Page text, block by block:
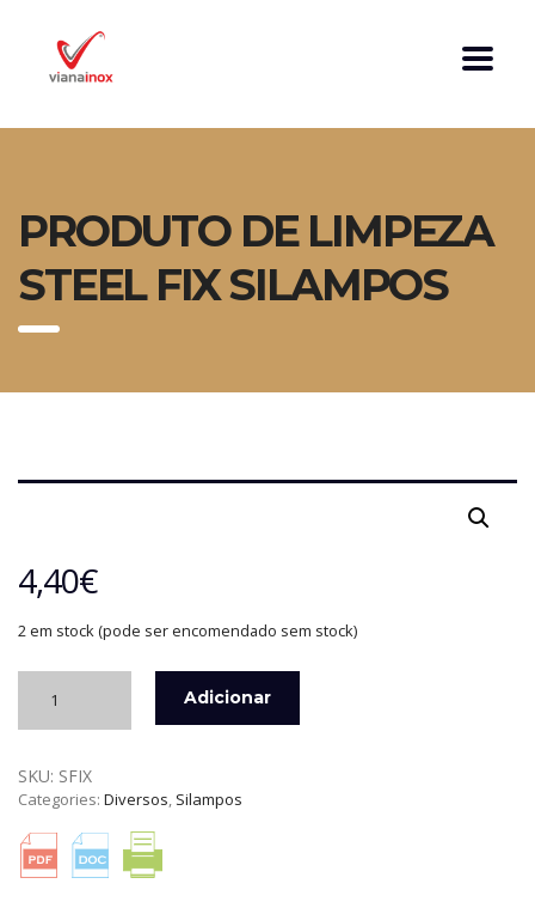
PRODUTO DE LIMPEZA
STEEL FIX SILAMPOS
4,40€
2 em stock (pode ser encomendado sem stock)
PRODUTO
LIMPEZA
STEEL
SILAMPOS
Adicionar
SKU: SFIX
Categories: Diversos, Silampos